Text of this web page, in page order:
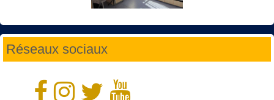
Réseaux sociaux